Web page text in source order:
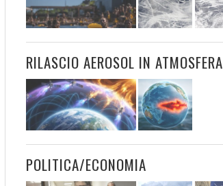
RILASCIO AEROSOL IN ATMOSFERA
POLITICA/ECONOMIA